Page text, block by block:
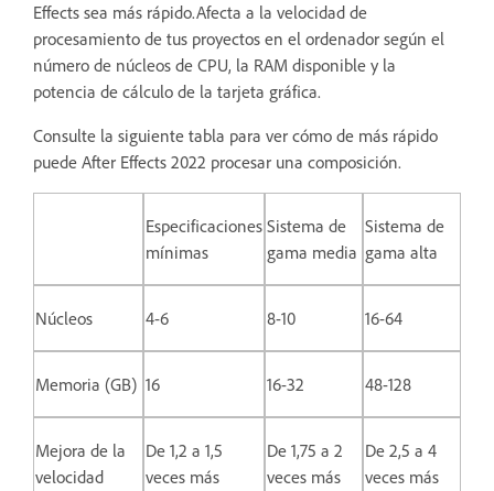
Effects sea más rápido.Afecta a la velocidad de
procesamiento de tus proyectos en el ordenador según el
número de núcleos de CPU, la RAM disponible y la
potencia de cálculo de la tarjeta gráfica.
Consulte la siguiente tabla para ver cómo de más rápido
puede After Effects 2022 procesar una composición.
Especificaciones
mínimas
Sistema de
gama media
Sistema de
gama alta
Núcleos 4-6 8-10 16-64
Memoria (GB) 16 16-32 48-128
Mejora de la
velocidad
De 1,2 a 1,5
veces más
De 1,75 a 2
veces más
De 2,5 a 4
veces más